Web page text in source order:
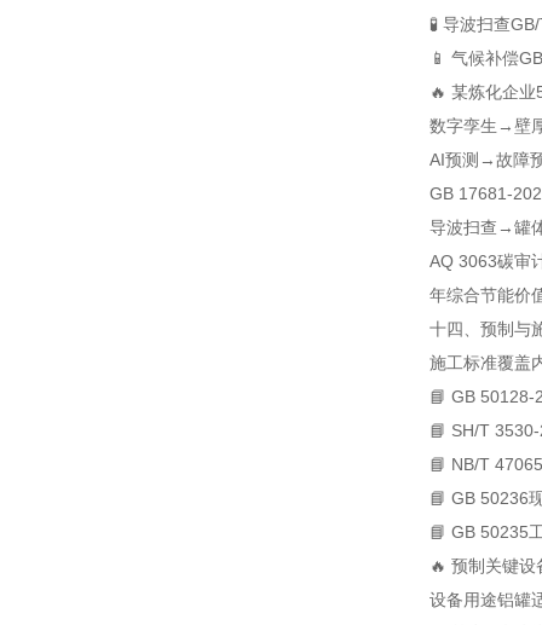
🧪 导波扫查
📱 气候补偿
🔥 某炼化企业
数字孪生→壁
AI预测→故障
GB 17681-
导波扫查→罐
AQ 3063碳审
年综合节能价
十四、预制与
施工标准覆盖
📘 GB 50128-
📘 SH/T
📘 NB/T
📘 GB 50236
📘 GB 50235
🔥 预制关键
设备用途铝罐